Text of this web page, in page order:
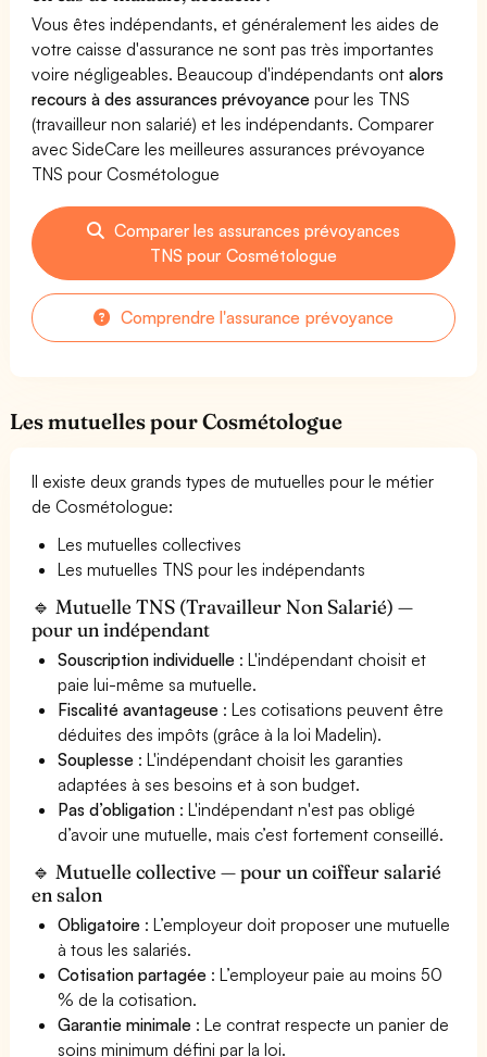
Vous êtes indépendants, et généralement les aides de
votre caisse d'assurance ne sont pas très importantes
voire négligeables. Beaucoup d'indépendants ontalors
recours à des assurances prévoyance pour les TNS
(travailleur non salarié) et les indépendants. Comparer
avec SideCare les meilleures assurances prévoyance
TNS pour Cosmétologue
Comparer les assurances prévoyances
TNS pour Cosmétologue
Comprendre l'assurance prévoyance
Les mutuelles pour Cosmétologue
Il existe deux grands types de mutuelles pour le métier
de Cosmétologue:
Les mutuelles collectives
Les mutuelles TNS pour les indépendants
🔹 Mutuelle TNS (Travailleur Non Salarié) —
pour un indépendant
Souscription individuelle : L'indépendant choisit et
paie lui-même sa mutuelle.
Fiscalité avantageuse : Les cotisations peuvent être
déduites des impôts (grâce à la loi Madelin).
Souplesse : L'indépendant choisit les garanties
adaptées à ses besoins et à son budget.
Pas d’obligation : L'indépendant n'est pas obligé
d’avoir une mutuelle, mais c’est fortement conseillé.
🔹 Mutuelle collective — pour un coiffeur salarié
en salon
Obligatoire : L’employeur doit proposer une mutuelle
à tous les salariés.
Cotisation partagée : L’employeur paie au moins 50
% de la cotisation.
Garantie minimale : Le contrat respecte un panier de
soins minimum défini par la loi.